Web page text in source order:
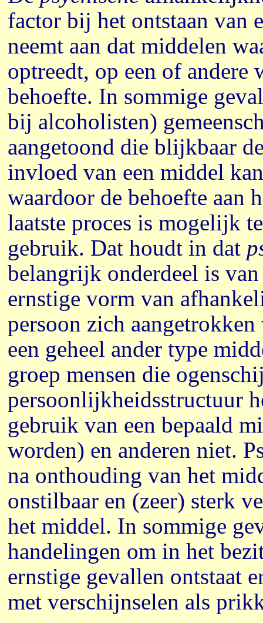
factor bij het ontstaan van
neemt aan dat middelen
optreedt, op een of andere
behoefte. In sommige
bij alcoholisten)
aangetoond die blijkbaar
invloed van een middel
waardoor de behoefte aan
laatste proces is mogelijk
gebruik. Dat houdt in dat
belangrijk onderdeel is
ernstige vorm van
persoon zich
een geheel ander type
groep mensen die
persoonlijkheidsstructuur
gebruik van een bepaald
worden) en anderen niet.
na onthouding van het
onstilbaar en (zeer) sterk
het middel. In sommige
handelingen om in het
ernstige gevallen ontstaat
met verschijnselen als